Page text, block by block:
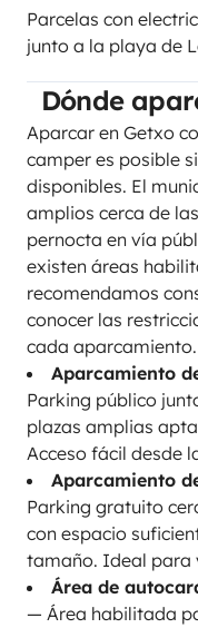
Parcelas con
junto a la playa de
Dónde
Aparcar en Getxo
camper es posible
disponibles. El
amplios cerca de
pernocta en vía
existen áreas
recomendamos
conocer las
cada aparcamiento.
Aparcamiento
Parking público
plazas amplias
Acceso fácil desde
Aparcamiento
Parking gratuito
con espacio
tamaño. Ideal para
Área de
— Área habilitada